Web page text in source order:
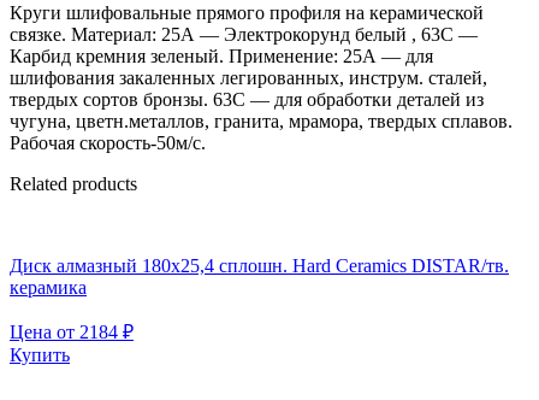
Круги шлифовальные прямого профиля на керамической
связке. Материал: 25А — Электрокорунд белый , 63С —
Карбид кремния зеленый. Применение: 25А — для
шлифования закаленных легированных, инструм. сталей,
твердых сортов бронзы. 63С — для обработки деталей из
чугуна, цветн.металлов, гранита, мрамора, твердых сплавов.
Рабочая скорость-50м/с.
Related products
Диск алмазный 180х25,4 сплошн. Hard Ceramics DISTAR/тв.
керамика
Цена от 2184 ₽
Купить